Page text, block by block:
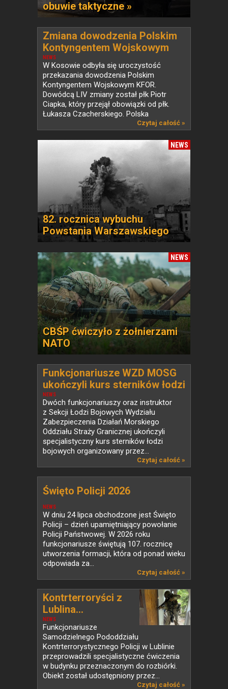
obuwie taktyczne »
NEWS
Zmiana dowodzenia Polskim
Kontyngentem Wojskowym
KFOR w Kosowie
W Kosowie odbyła się uroczystość
przekazania dowodzenia Polskim
Kontyngentem Wojskowym KFOR.
Dowódcą LIV zmiany został płk Piotr
Ciapka, który przejął obowiązki od płk.
Łukasza Czacherskiego. Polska
Czytaj całość »
NEWS
82. rocznica wybuchu
Powstania Warszawskiego
NEWS
CBŚP ćwiczyło z żołnierzami
NATO
NEWS
Funkcjonariusze WZD MOSG
ukończyli kurs sterników łodzi
bojowych
Dwóch funkcjonariuszy oraz instruktor
z Sekcji Łodzi Bojowych Wydziału
Zabezpieczenia Działań Morskiego
Oddziału Straży Granicznej ukończyli
specjalistyczny kurs sterników łodzi
bojowych organizowany przez...
Czytaj całość »
NEWS
Święto Policji 2026
W dniu 24 lipca obchodzone jest Święto
Policji – dzień upamiętniający powołanie
Policji Państwowej. W 2026 roku
funkcjonariusze świętują 107. rocznicę
utworzenia formacji, która od ponad wieku
odpowiada za...
Czytaj całość »
NEWS
Kontrterroryści z
Lublina...
Funkcjonariusze
Samodzielnego Pododdziału
Kontrterrorystycznego Policji w Lublinie
przeprowadzili specjalistyczne ćwiczenia
w budynku przeznaczonym do rozbiórki.
Obiekt został udostępniony przez...
Czytaj całość »